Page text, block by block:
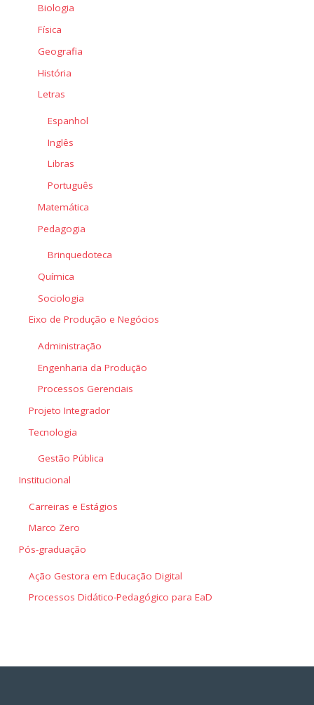
Biologia
Física
Geografia
História
Letras
Espanhol
Inglês
Libras
Português
Matemática
Pedagogia
Brinquedoteca
Química
Sociologia
Eixo de Produção e Negócios
Administração
Engenharia da Produção
Processos Gerenciais
Projeto Integrador
Tecnologia
Gestão Pública
Institucional
Carreiras e Estágios
Marco Zero
Pós-graduação
Ação Gestora em Educação Digital
Processos Didático-Pedagógico para EaD